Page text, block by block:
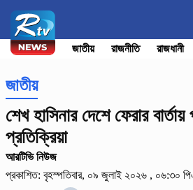
জাতীয় রাজনীতি রাজধানী
জাতীয়
শেখ হাসিনার দেশে ফেরার বার্তায়
প্রতিক্রিয়া
আরটিভি নিউজ
প্রকাশিত: বৃহস্পতিবার, ০৯ জুলাই ২০২৬ , ০৬:৩০